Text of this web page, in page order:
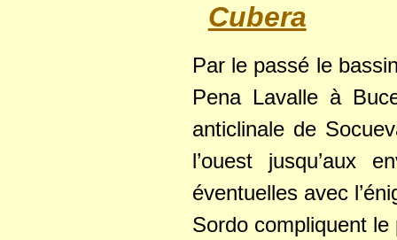
Cubera
Par le passé le
Pena Lavalle à
anticlinale de
l’ouest jusqu’aux
éventuelles avec
Sordo compliquent le